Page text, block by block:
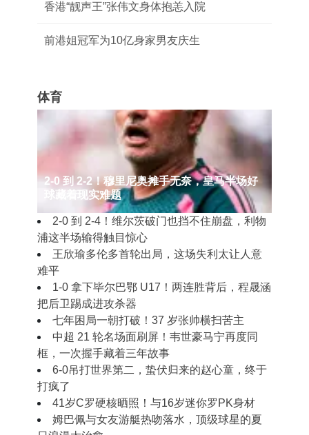
香港“靓声王”张伟文身体抱恙入院
前港姐冠军为10亿身家男友庆生
体育
2‑0 到 2‑2！穆里尼奥摊手无奈，皇马半场好
球藏着现实难题
2‑0 到 2‑4！维尔茨破门也挡不住崩盘，利物
浦这半场输得触目惊心
王欣瑜多伦多首轮出局，这场失利太让人意
难平
1‑0 拿下毕尔巴鄂 U17！两连胜背后，程晟涵
把后卫踢成进攻杀器
七年困局一朝打破！37 岁张帅横扫苦主
中超 21 轮名场面刷屏！韦世豪马宁再度同
框，一次握手藏着三年故事
6-0吊打世界第二，蛰伏归来的赵心童，终于
打疯了
41岁C罗硬核晒照！与16岁迷你罗PK身材
姆巴佩与女友游艇热吻落水，顶级球星的夏